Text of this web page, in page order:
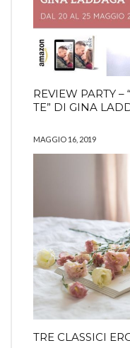
REVIEW PARTY –
TE” DI GINA
MAGGIO 16, 2019
TRE CLASSICI